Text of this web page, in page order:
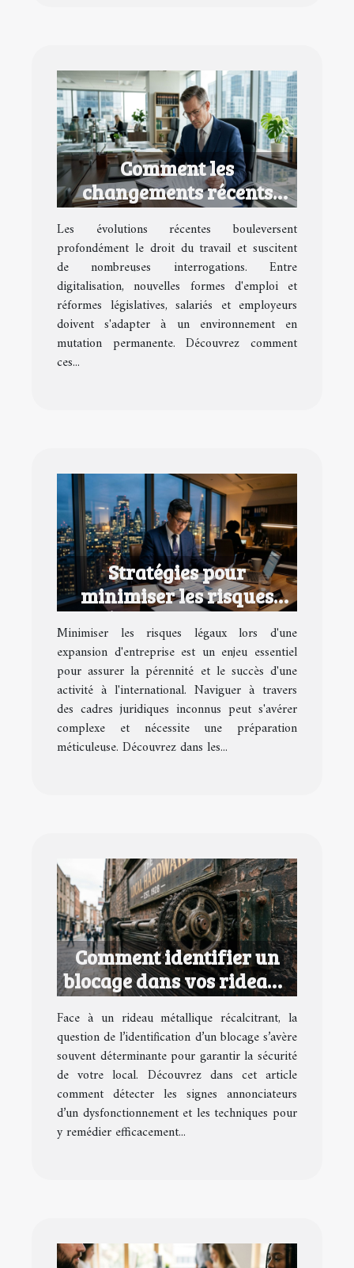
Comment les
changements récents
impactent-ils le droit du
travail ?
Les évolutions récentes bouleversent
profondément le droit du travail et suscitent
de nombreuses interrogations. Entre
digitalisation, nouvelles formes d'emploi et
réformes législatives, salariés et employeurs
doivent s'adapter à un environnement en
mutation permanente. Découvrez comment
ces...
Stratégies pour
minimiser les risques
légaux lors d'une
expansion d'entreprise
Minimiser les risques légaux lors d'une
expansion d'entreprise est un enjeu essentiel
pour assurer la pérennité et le succès d'une
activité à l'international. Naviguer à travers
des cadres juridiques inconnus peut s'avérer
complexe et nécessite une préparation
méticuleuse. Découvrez dans les...
Comment identifier un
blocage dans vos rideaux
métalliques ?
Face à un rideau métallique récalcitrant, la
question de l’identification d’un blocage s’avère
souvent déterminante pour garantir la sécurité
de votre local. Découvrez dans cet article
comment détecter les signes annonciateurs
d’un dysfonctionnement et les techniques pour
y remédier efficacement...